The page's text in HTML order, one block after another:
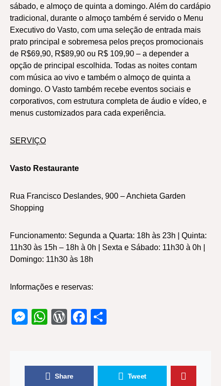
sábado, e almoço de quinta a domingo. Além do cardápio
tradicional, durante o almoço também é servido o Menu
Executivo do Vasto, com uma seleção de entrada mais
prato principal e sobremesa pelos preços promocionais
de R$69,90, R$89,90 ou R$ 109,90 – a depender a
opção de principal escolhida. Todas as noites contam
com música ao vivo e também o almoço de quinta a
domingo. O Vasto também recebe eventos sociais e
corporativos, com estrutura completa de áudio e vídeo, e
menus customizados para cada experiência.
SERVIÇO
Vasto Restaurante
Rua Francisco Deslandes, 900 – Anchieta Garden
Shopping
Funcionamento: Segunda a Quarta: 18h às 23h | Quinta:
11h30 às 15h – 18h à 0h | Sexta e Sábado: 11h30 à 0h |
Domingo: 11h30 às 18h
Informações e reservas:
Messenger
WhatsApp
WordPress
Facebook
Share Tweet